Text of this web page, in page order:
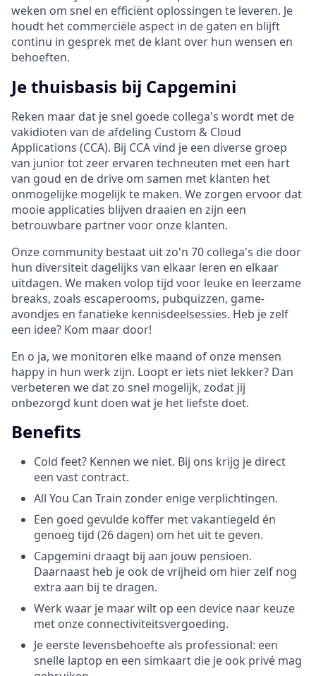
weken om snel en efficiënt oplossingen te leveren. Je
houdt het commerciële aspect in de gaten en blijft
continu in gesprek met de klant over hun wensen en
behoeften.
Je thuisbasis bij Capgemini
Reken maar dat je snel goede collega's wordt met de
vakidioten van de afdeling Custom & Cloud
Applications (CCA). Bij CCA vind je een diverse groep
van junior tot zeer ervaren techneuten met een hart
van goud en de drive om samen met klanten het
onmogelijke mogelijk te maken. We zorgen ervoor dat
mooie applicaties blijven draaien en zijn een
betrouwbare partner voor onze klanten.
Onze community bestaat uit zo'n 70 collega's die door
hun diversiteit dagelijks van elkaar leren en elkaar
uitdagen. We maken volop tijd voor leuke en leerzame
breaks, zoals escaperooms, pubquizzen, game-
avondjes en fanatieke kennisdeelsessies. Heb je zelf
een idee? Kom maar door!
En o ja, we monitoren elke maand of onze mensen
happy in hun werk zijn. Loopt er iets niet lekker? Dan
verbeteren we dat zo snel mogelijk, zodat jij
onbezorgd kunt doen wat je het liefste doet.
Benefits
Cold feet? Kennen we niet. Bij ons krijg je direct
een vast contract.
All You Can Train zonder enige verplichtingen.
Een goed gevulde koffer met vakantiegeld én
genoeg tijd (26 dagen) om het uit te geven.
Capgemini draagt bij aan jouw pensioen.
Daarnaast heb je ook de vrijheid om hier zelf nog
extra aan bij te dragen.
Werk waar je maar wilt op een device naar keuze
met onze connectiviteitsvergoeding.
Je eerste levensbehoefte als professional: een
snelle laptop en een simkaart die je ook privé mag